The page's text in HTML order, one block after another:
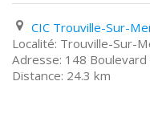
Trouville-Sur-
148
24.3 km